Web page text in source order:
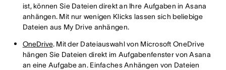
ist, können Sie Dateien direkt an Ihre Aufgaben in Asana
anhängen. Mit nur wenigen Klicks lassen sich beliebige
Dateien aus My Drive anhängen.
OneDrive. Mit der Dateiauswahl von Microsoft OneDrive
hängen Sie Dateien direkt im Aufgabenfenster von Asana
an eine Aufgabe an. Einfaches Anhängen von Dateien